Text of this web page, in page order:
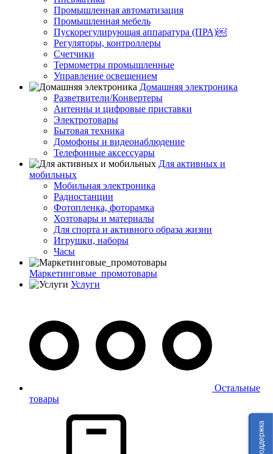
Промышленная автоматизация
Промышленная мебель
Пускорегулирующая аппаратура (ПРА)￼
Регуляторы, контроллеры
Счетчики
Термометры промышленные
Управление освещением
Домашняя электроника
Разветвители/Конвертеры
Антенны и цифровые приставки
Электротовары
Бытовая техника
Домофоны и видеонаблюдение
Телефонные аксессуары
Для активных и
мобильных
Мобильная электроника
Радиостанции
Фотопленка, фоторамка
Хозтовары и материалы
Для спорта и активного образа жизни
Игрушки, наборы
Часы
Маркетинговые_промотовары
Услуги
Остальные
товары